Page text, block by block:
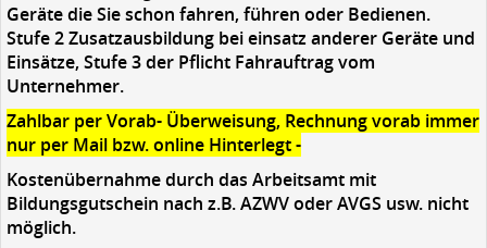
Geräte die Sie schon fahren, führen oder Bedienen.
Stufe 2 Zusatzausbildung bei einsatz anderer Geräte und
Einsätze, Stufe 3 der Pflicht Fahrauftrag vom
Unternehmer.
Zahlbar per Vorab- Überweisung, Rechnung vorab immer
nur per Mail bzw. online Hinterlegt -
Kostenübernahme durch das Arbeitsamt mit
Bildungsgutschein nach z.B. AZWV oder AVGS usw. nicht
möglich.